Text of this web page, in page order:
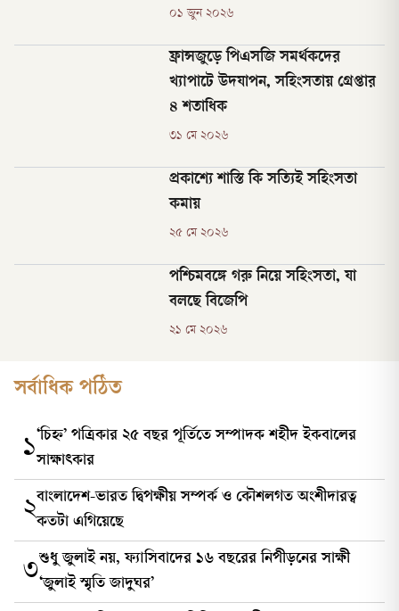
০১ জুন ২০২৬
ফ্রান্সজুড়ে পিএসজি সমর্থকদের
খ্যাপাটে উদযাপন, সহিংসতায় গ্রেপ্তার
৪ শতাধিক
৩১ মে ২০২৬
প্রকাশ্যে শাস্তি কি সত্যিই সহিংসতা
কমায়
২৫ মে ২০২৬
পশ্চিমবঙ্গে গরু নিয়ে সহিংসতা, যা
বলছে বিজেপি
২১ মে ২০২৬
সর্বাধিক পঠিত
১‘চিহ্ন’ পত্রিকার ২৫ বছর পূর্তিতে সম্পাদক শহীদ ইকবালের
সাক্ষাৎকার
২বাংলাদেশ-ভারত দ্বিপক্ষীয় সম্পর্ক ও কৌশলগত অংশীদারত্ব
কতটা এগিয়েছে
৩শুধু জুলাই নয়, ফ্যাসিবাদের ১৬ বছরের নিপীড়নের সাক্ষী
‘জুলাই স্মৃতি জাদুঘর’